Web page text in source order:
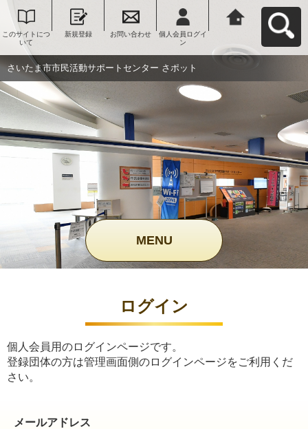
このサイトにつ
いて
新規登録 お問い合わせ
個人会員ログイ
ン
ンター さポット
へ戻る
さいたま市市民活動サポートセンター さポット
MENU
ログイン
個人会員用のログインページです。
登録団体の方は管理画面側のログインページをご利用くだ
さい。
メールアドレス